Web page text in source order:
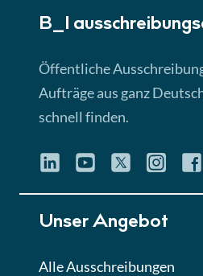
Lektion
► 4:31
Quiz
Eignung im
B_I
Öffentliche
Aufträge aus ganz
schnell finden.
Unser Angebot
Alle Ausschreibungen